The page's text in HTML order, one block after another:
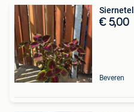
Siernetel
€ 5,00
Beveren